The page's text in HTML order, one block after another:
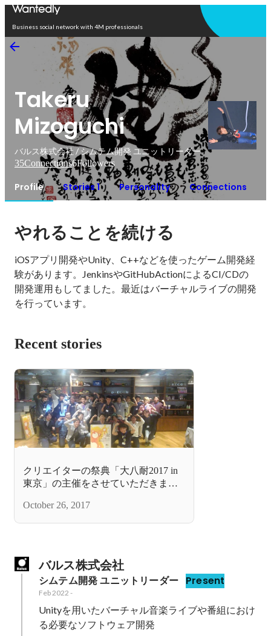
Business social network with 4M professionals
Takeru
Mizoguchi
バルス株式会社 / シムテム開発 ユニットリーダー
35Connections6Followers
Profile Stories 1 Personality Connections
やれることを続ける
iOSアプリ開発やUnity、C++などを使ったゲーム開発経
験があります。JenkinsやGitHubActionによるCI/CDの
開発運用もしてました。最近はバーチャルライブの開発
を行っています。
Recent stories
クリエイターの祭典「大八耐2017 in
東京」の主催をさせていただきまし
October 26, 2017
バルス株式会社
シムテム開発 ユニットリーダー Present
Feb 2022 -
Unityを用いたバーチャル音楽ライブや番組におけ
る必要なソフトウェア開発